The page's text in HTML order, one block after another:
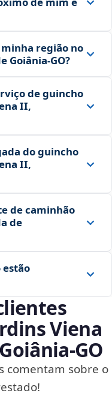
região no
Goiânia‑GO?
de guincho
II,
do guincho
II,
de caminhão
de
Viena
comentam sobre o